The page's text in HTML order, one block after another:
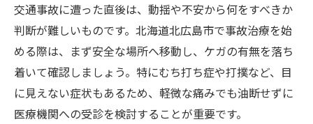
事故治療の流れを理解して安心につなげる
方法
交通事故後の事故治療で不安を解消するポ
イント
北海道北広島市で選ばれる事故治療のサポ
交通事故に遭った直後は、動揺や不安から何をすべきか
判断が難しいものです。北海道北広島市で事故治療を始
める際は、まず安全な場所へ移動し、ケガの有無を落ち
着いて確認しましょう。特にむち打ち症や打撲など、目
に見えない症状もあるため、軽微な痛みでも油断せずに
医療機関への受診を検討することが重要です。